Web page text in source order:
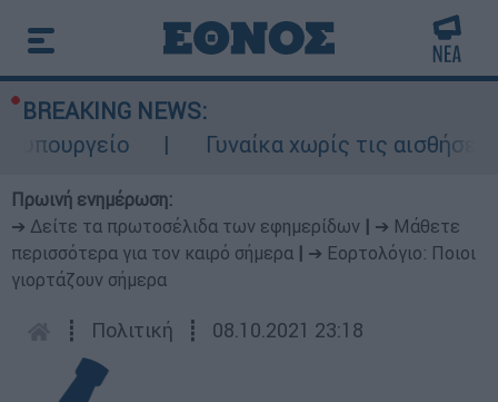
BREAKING NEWS:
Γυναίκα χωρίς τις αισθήσεις
Πρωινή ενημέρωση:
➔ Δείτε τα πρωτοσέλιδα των εφημερίδων
➔ Μάθετε
περισσότερα για τον καιρό σήμερα
➔ Εορτολόγιο: Ποιοι
γιορτάζουν σήμερα
┋ Πολιτική ┋ 08.10.2021 23:18